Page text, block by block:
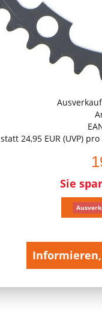
statt 24,95 EUR(UVP) pro
Sie